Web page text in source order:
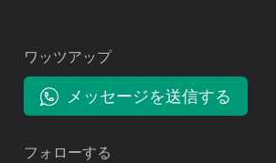
ワッツアップ
メッセージを送信する
フォローする